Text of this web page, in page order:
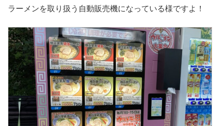
ラーメンを取り扱う自動販売機になっている様ですよ！